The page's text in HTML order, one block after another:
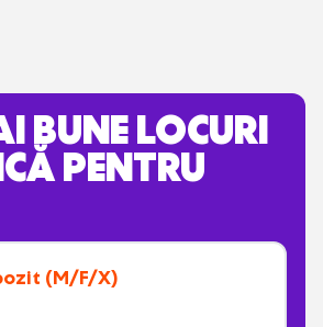
BUNE LOCURI
PENTRU
(M/F/X)